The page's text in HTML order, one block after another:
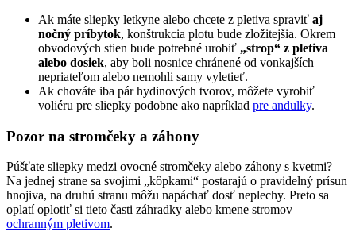
Ak máte sliepky letkyne alebo chcete z pletiva spraviť aj
nočný príbytok, konštrukcia plotu bude zložitejšia. Okrem
obvodových stien bude potrebné urobiť „strop“ z pletiva
alebo dosiek, aby boli nosnice chránené od vonkajších
nepriateľom alebo nemohli samy vyletieť.
Ak chováte iba pár hydinových tvorov, môžete vyrobiť
voliéru pre sliepky podobne ako napríklad pre andulky.
Pozor na stromčeky a záhony
Púšťate sliepky medzi ovocné stromčeky alebo záhony s kvetmi?
Na jednej strane sa svojimi „kôpkami“ postarajú o pravidelný prísun
hnojiva, na druhú stranu môžu napáchať dosť neplechy. Preto sa
oplatí oplotiť si tieto časti záhradky alebo kmene stromov
ochranným pletivom.